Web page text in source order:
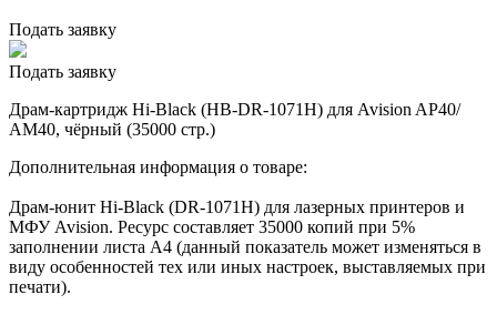
Подать заявку
Подать заявку
Драм-картридж Hi-Black (HB-DR-1071H) для Avision AP40/
AM40, чёрный (35000 стр.)
Дополнительная информация о товаре:
Драм-юнит Hi-Black (DR-1071H) для лазерных принтеров и
МФУ Avision. Ресурс составляет 35000 копий при 5%
заполнении листа A4 (данный показатель может изменяться в
виду особенностей тех или иных настроек, выставляемых при
печати).